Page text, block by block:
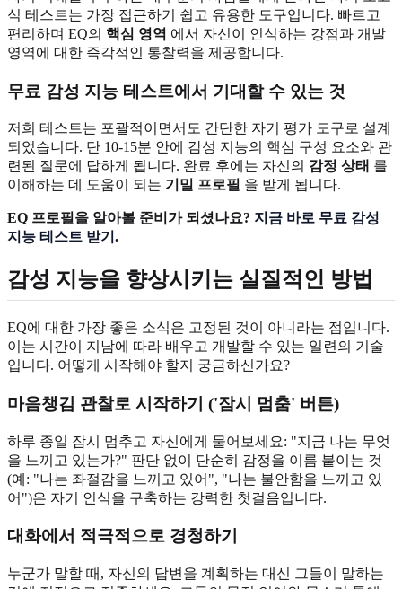
식 테스트는 가장 접근하기 쉽고 유용한 도구입니다. 빠르고
편리하며 EQ의 핵심 영역 에서 자신이 인식하는 강점과 개발
영역에 대한 즉각적인 통찰력을 제공합니다.
무료 감성 지능 테스트에서 기대할 수 있는 것
저희 테스트는 포괄적이면서도 간단한 자기 평가 도구로 설계
되었습니다. 단 10-15분 안에 감성 지능의 핵심 구성 요소와 관
련된 질문에 답하게 됩니다. 완료 후에는 자신의 감정 상태 를
이해하는 데 도움이 되는 기밀 프로필 을 받게 됩니다.
EQ 프로필을 알아볼 준비가 되셨나요? 지금 바로 무료 감성
지능 테스트 받기 .
감성 지능을 향상시키는 실질적인 방법
EQ에 대한 가장 좋은 소식은 고정된 것이 아니라는 점입니다.
이는 시간이 지남에 따라 배우고 개발할 수 있는 일련의 기술
입니다. 어떻게 시작해야 할지 궁금하신가요?
마음챙김 관찰로 시작하기 ('잠시 멈춤' 버튼)
하루 종일 잠시 멈추고 자신에게 물어보세요: "지금 나는 무엇
을 느끼고 있는가?" 판단 없이 단순히 감정을 이름 붙이는 것
(예: "나는 좌절감을 느끼고 있어", "나는 불안함을 느끼고 있
어")은 자기 인식을 구축하는 강력한 첫걸음입니다.
대화에서 적극적으로 경청하기
누군가 말할 때, 자신의 답변을 계획하는 대신 그들이 말하는